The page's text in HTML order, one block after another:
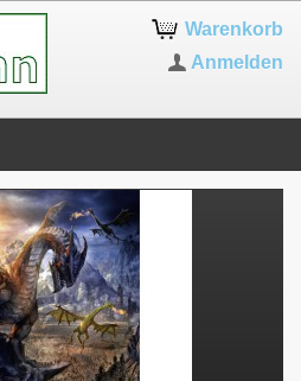
Warenkorb
Anmelden